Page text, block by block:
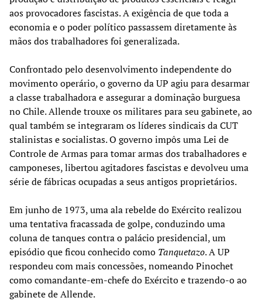
aos provocadores fascistas. A exigência de que toda a
economia e o poder político passassem diretamente às
mãos dos trabalhadores foi generalizada.
Confrontado pelo desenvolvimento independente do
movimento operário, o governo da UP agiu para desarmar
a classe trabalhadora e assegurar a dominação burguesa
no Chile. Allende trouxe os militares para seu gabinete, ao
qual também se integraram os líderes sindicais da CUT
stalinistas e socialistas. O governo impôs uma Lei de
Controle de Armas para tomar armas dos trabalhadores e
camponeses, libertou agitadores fascistas e devolveu uma
série de fábricas ocupadas a seus antigos proprietários.
Em junho de 1973, uma ala rebelde do Exército realizou
uma tentativa fracassada de golpe, conduzindo uma
coluna de tanques contra o palácio presidencial, um
episódio que ficou conhecido como Tanquetazo. A UP
respondeu com mais concessões, nomeando Pinochet
como comandante-em-chefe do Exército e trazendo-o ao
gabinete de Allende.